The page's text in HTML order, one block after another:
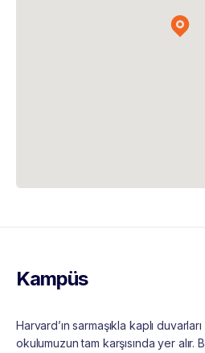
Kampüs
Harvard’ın sarmaşıkla kaplı
okulumuzun tam karşısında yer alır.